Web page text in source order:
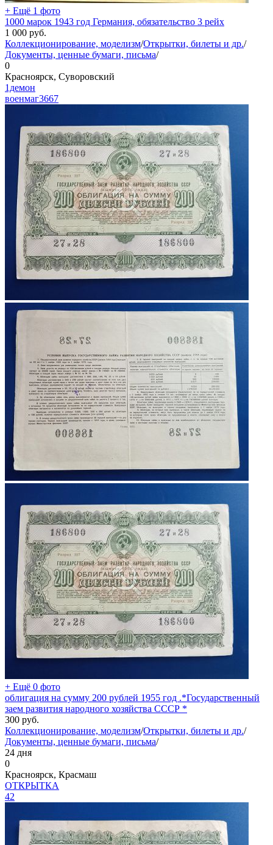
+ Ещё 1 фото
1000 марок 1943 год Германия, обязательство 3 рейх
1 000 руб.
Коллекционирование, моделизм/Открытки, билеты и др./
Документы, ценные бумаги, письма/
0
Красноярск, Суворовский
1демон
военмаг3667
+ Ещё 0 фото
облигация на сумму 200 рублей 1955 год .*Государственный
заем развития народного хозяйства СССР *
300 руб.
Коллекционирование, моделизм/Открытки, билеты и др./
Документы, ценные бумаги, письма/
24 дня
0
Красноярск, Красмаш
ОТКРЫТКА
42